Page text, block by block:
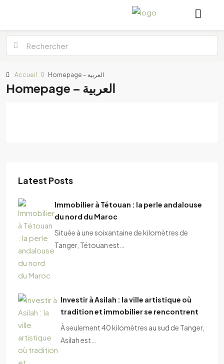
Accueil Homepage – العربية
Homepage – العربية
Latest Posts
Immobilier à Tétouan : la perle andalouse
du nord du Maroc
Située à une soixantaine de kilomètres de
Tanger, Tétouan est…
Investir à Asilah : la ville artistique où
tradition et immobilier se rencontrent
À seulement 40 kilomètres au sud de Tanger,
Asilah est…